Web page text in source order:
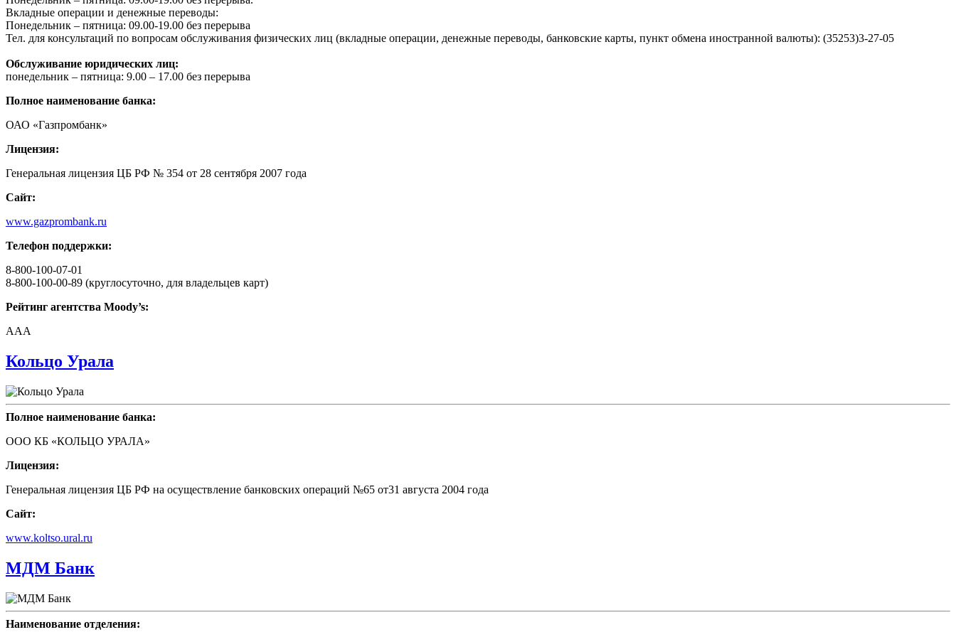
Вкладные операции и денежные переводы:
Понедельник – пятница: 09.00-19.00 без перерыва
Тел. для консультаций по вопросам обслуживания физических лиц (вкладные операции, денежные переводы, банковские карты, пункт обмена иностранной валюты): (35253)3-27-05
Обслуживание юридических лиц:
понедельник – пятница: 9.00 – 17.00 без перерыва
Полное наименование банка:
ОАО «Газпромбанк»
Лицензия:
Генеральная лицензия ЦБ РФ № 354 от 28 сентября 2007 года
Сайт:
www.gazprombank.ru
Телефон поддержки:
8-800-100-07-01
8-800-100-00-89 (круглосуточно, для владельцев карт)
Рейтинг агентства Moody’s:
AAA
Кольцо Урала
Полное наименование банка:
ООО КБ «КОЛЬЦО УРАЛА»
Лицензия:
Генеральная лицензия ЦБ РФ на осуществление банковских операций №65 от31 августа 2004 года
Сайт:
www.koltso.ural.ru
МДМ Банк
Наименование отделения: